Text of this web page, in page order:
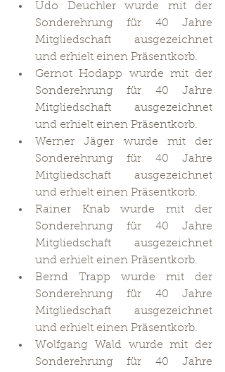
Udo Deuchler wurde mit der
Sonderehrung für 40 Jahre
Mitgliedschaft ausgezeichnet
und erhielt einen Präsentkorb.
Gernot Hodapp wurde mit der
Sonderehrung für 40 Jahre
Mitgliedschaft ausgezeichnet
und erhielt einen Präsentkorb.
Werner Jäger wurde mit der
Sonderehrung für 40 Jahre
Mitgliedschaft ausgezeichnet
und erhielt einen Präsentkorb.
Rainer Knab wurde mit der
Sonderehrung für 40 Jahre
Mitgliedschaft ausgezeichnet
und erhielt einen Präsentkorb.
Bernd Trapp wurde mit der
Sonderehrung für 40 Jahre
Mitgliedschaft ausgezeichnet
und erhielt einen Präsentkorb.
Wolfgang Wald wurde mit der
Sonderehrung für 40 Jahre